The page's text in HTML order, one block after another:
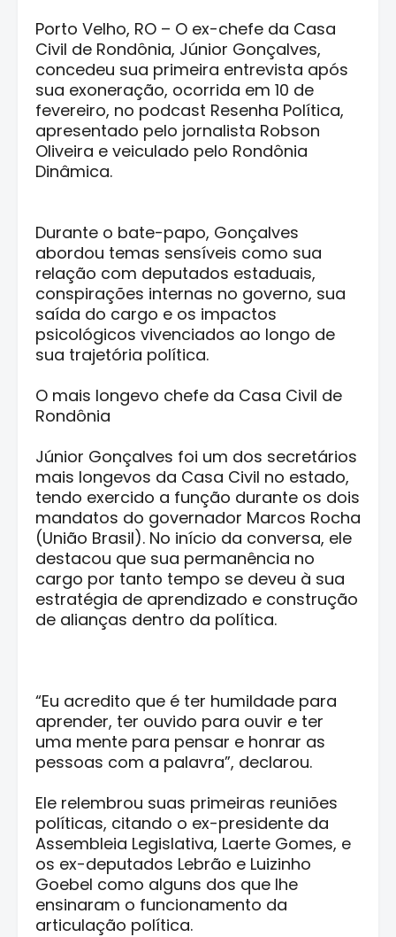
Porto Velho, RO – O ex-chefe da Casa
Civil de Rondônia, Júnior Gonçalves,
concedeu sua primeira entrevista após
sua exoneração, ocorrida em 10 de
fevereiro, no podcast Resenha Política,
apresentado pelo jornalista Robson
Oliveira e veiculado pelo Rondônia
Dinâmica.
Durante o bate-papo, Gonçalves
abordou temas sensíveis como sua
relação com deputados estaduais,
conspirações internas no governo, sua
saída do cargo e os impactos
psicológicos vivenciados ao longo de
sua trajetória política.
O mais longevo chefe da Casa Civil de
Rondônia
Júnior Gonçalves foi um dos secretários
mais longevos da Casa Civil no estado,
tendo exercido a função durante os dois
mandatos do governador Marcos Rocha
(União Brasil). No início da conversa, ele
destacou que sua permanência no
cargo por tanto tempo se deveu à sua
estratégia de aprendizado e construção
de alianças dentro da política.
“Eu acredito que é ter humildade para
aprender, ter ouvido para ouvir e ter
uma mente para pensar e honrar as
pessoas com a palavra”, declarou.
Ele relembrou suas primeiras reuniões
políticas, citando o ex-presidente da
Assembleia Legislativa, Laerte Gomes, e
os ex-deputados Lebrão e Luizinho
Goebel como alguns dos que lhe
ensinaram o funcionamento da
articulação política.